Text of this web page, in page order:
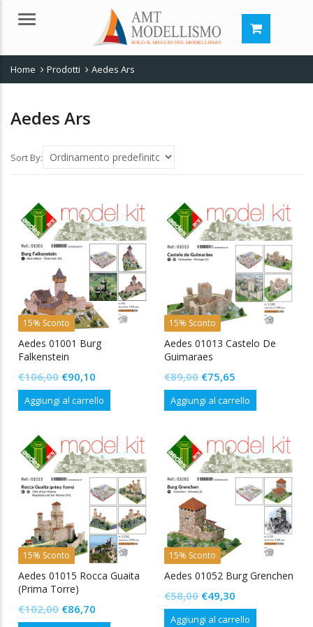
Menu
Home Prodotti Aedes Ars
Aedes Ars
Sort By:
15% Sconto
Aedes 01001 Burg
Falkenstein
€106,00 Il
prezzo
originale
€106,00.
€90,10
prezzo
attuale
€90,10.
Aggiungi al carrello
15% Sconto
Aedes 01013 Castelo De
Guimaraes
€89,00 Il
prezzo
originale
€89,00.
€75,65
prezzo
attuale
€75,65.
Aggiungi al carrello
15% Sconto
Aedes 01015 Rocca Guaita
(Prima Torre)
€102,00 Il
€86,70
15% Sconto
Aedes 01052 Burg Grenchen
€58,00 Il
prezzo
€49,30
prezzo
Aggiungi al carrello